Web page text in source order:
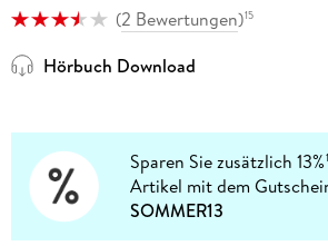
(2 Bewertungen)15
Hörbuch Download
Sparen Sie zusätzlich 13%
Artikel mit dem
SOMMER13